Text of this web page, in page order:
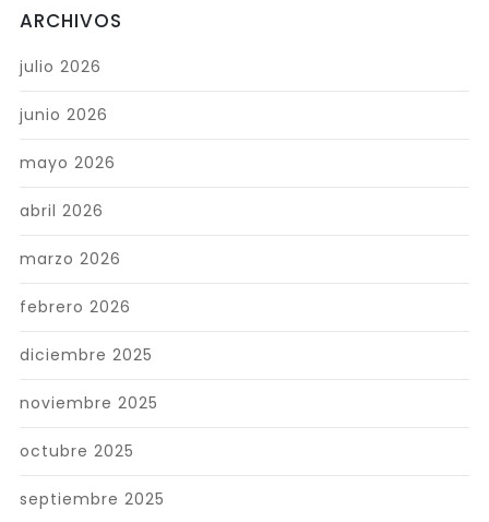
ARCHIVOS
julio 2026
junio 2026
mayo 2026
abril 2026
marzo 2026
febrero 2026
diciembre 2025
noviembre 2025
octubre 2025
septiembre 2025